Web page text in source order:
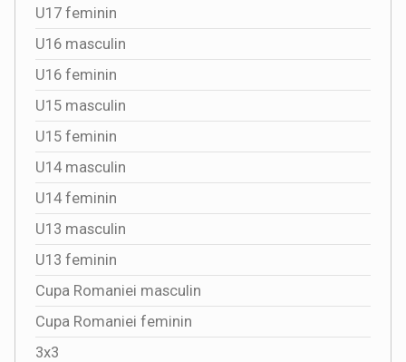
U17 feminin
U16 masculin
U16 feminin
U15 masculin
U15 feminin
U14 masculin
U14 feminin
U13 masculin
U13 feminin
Cupa Romaniei masculin
Cupa Romaniei feminin
3x3